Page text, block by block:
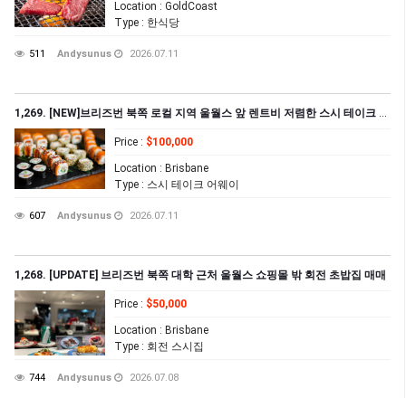
Location : GoldCoast
Type : 한식당
511 Andysunus 2026.07.11
1,269. [NEW]브리즈번 북쪽 로컬 지역 울월스 앞 렌트비 저렴한 스시 테이크 어웨이 집($1,502.57+GST)
Price : $100,000
Location : Brisbane
Type : 스시 테이크 어웨이
607 Andysunus 2026.07.11
1,268. [UPDATE] 브리즈번 북쪽 대학 근처 울월스 쇼핑몰 밖 회전 초밥집 매매
Price : $50,000
Location : Brisbane
Type : 회전 스시집
744 Andysunus 2026.07.08